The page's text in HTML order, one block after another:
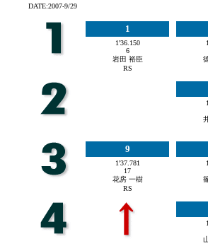
DATE:2007-9/29
1
1'36.150
6
岩田 裕臣
RS
9
1'37.781
17
花房 一樹
RS